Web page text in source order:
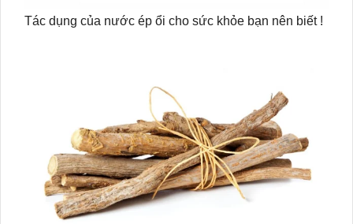
Tác dụng của nước ép ổi cho sức khỏe bạn nên biết !